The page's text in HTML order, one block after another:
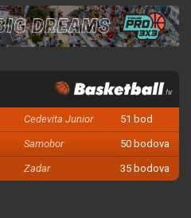
Cedevita Junior 51 bod
Samobor 50 bodova
Zadar 35 bodova